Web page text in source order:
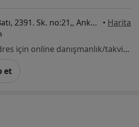
Masal Suit, Yeni Batı, 2391. Sk. no:21,, Ankara • Harita
Bu uzman ilgili adres için online danışmanlık/takvim sunmuyor.
et